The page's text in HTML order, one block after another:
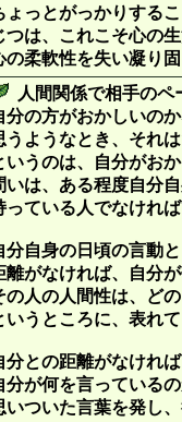
ょっとがっかりする
つは、これこそ心の
の柔軟性を失い凝り
人間関係で相手の
分の方がおかしいの
うようなとき、それ
いうのは、自分がお
いは、ある程度自分
っている人でなけれ
分自身の日頃の言動
離がなければ、自分
の人の人間性は、ど
いうところに、表れ
分との距離がなけれ
分が何を言っている
いついた言葉を発し